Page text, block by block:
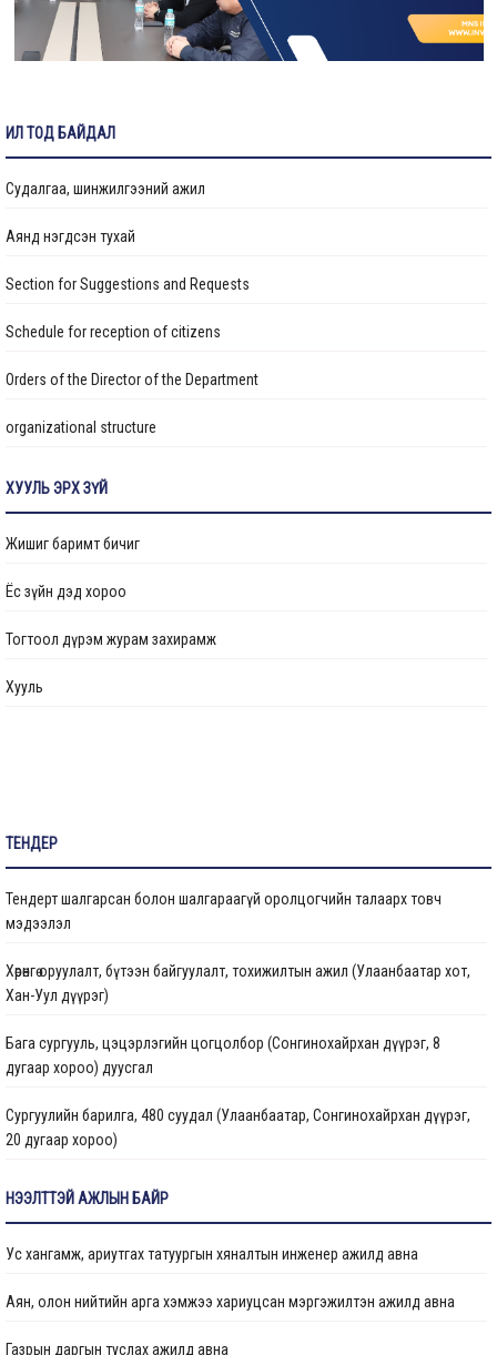
Гидротехникийн хяналтын инженер ажилд авна
Ус хангамж, ариутгах татуургын хяналтын инженер ажилд авна
ИЛ ТОД БАЙДАЛ
Судалгаа, шинжилгээний ажил
Аянд нэгдсэн тухай
Section for Suggestions and Requests
Schedule for reception of citizens
Orders of the Director of the Department
organizational structure
Бараа ажил үйлчилгээ
Газрын даргын тушаал
Барилгын ажлын мэдээ
Санхүүжилтийн мэдээлэл
ХУУЛЬ ЭРХ ЗҮЙ
Жишиг баримт бичиг
Ёс зүйн дэд хороо
Тогтоол дүрэм журам захирамж
Хууль
ТЕНДЕР
Тендерт шалгарсан болон шалгараагүй оролцогчийн талаарх товч
мэдээлэл
Хөрөнгө оруулалт, бүтээн байгуулалт, тохижилтын ажил (Улаанбаатар хот,
Хан-Уул дүүрэг)
Бага сургууль, цэцэрлэгийн цогцолбор (Сонгинохайрхан дүүрэг, 8
дугаар хороо) дуусгал
Сургуулийн барилга, 480 суудал (Улаанбаатар, Сонгинохайрхан дүүрэг,
20 дугаар хороо)
Цэцэрлэгийн барилга, 150 ор (Улаанбаатар хот, Сонгинохайрхан дүүрэг,
Арьс ширний ажилчдын орон сууцны барилгын их засварын ажил
НЭЭЛТТЭЙ АЖЛЫН БАЙР
Ус хангамж, ариутгах татуургын хяналтын инженер ажилд авна
Аян, олон нийтийн арга хэмжээ хариуцсан мэргэжилтэн ажилд авна
Газрын даргын туслах ажилд авна